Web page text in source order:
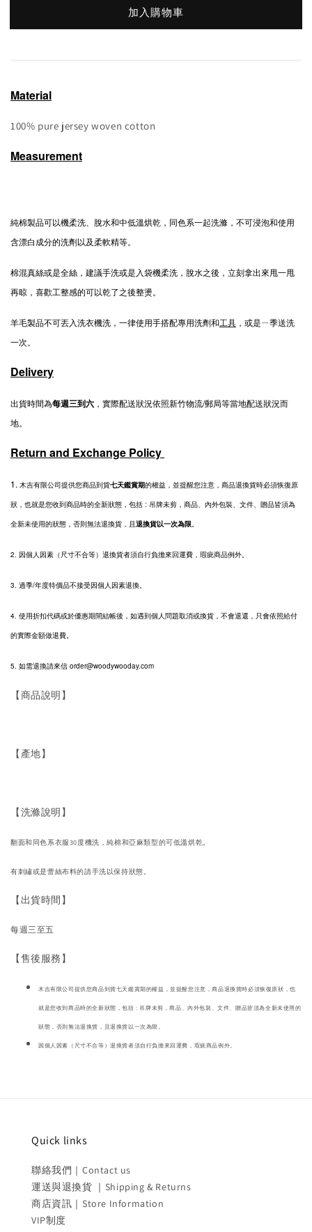
加入購物車
Material
100% pure jersey woven cotton
Measurement
純棉製品可以機柔洗、脫水和中低溫烘乾，同色系一起洗滌，不可浸泡和使用
含漂白成分的洗劑以及柔軟精等。
棉混真絲或是全絲，建議手洗或是入袋機柔洗，脫水之後，立刻拿出來甩一甩
再晾，喜歡工整感的可以乾了之後整燙。
羊毛製品不可丟入洗衣機洗，一律使用手搭配專用洗劑和工具 ，或是ㄧ季送洗
一次。
Delivery
出貨時間為每週三到六 ，實際配送狀況依照新竹物流/郵局等當地配送狀況而
地。
Return and Exchange Policy
1. 木吉有限公司提供您商品到貨七天鑑賞期的權益，並提醒您注意，商品退換貨時必須恢復原
狀，也就是您收到商品時的全新狀態，包括 : 吊牌未剪，商品、內外包裝、文件、贈品皆須為
全新未使用的狀態，否則無法退換貨，且退換貨以一次為限。
2. 因個人因素（尺寸不合等）退換貨者須自行負擔來回運費，瑕疵商品例外。
3. 過季/年度特價品不接受因個人因素退換。
4. 使用折扣代碼或於優惠期間結帳後，如遇到個人問題取消或換貨，不會退還，只會依照給付
的實際金額做退費。
5. 如需退換請來信 order@woodywooday.com
【商品說明】
【產地】
【洗滌說明】
翻面和同色系衣服30度機洗，純棉和亞麻類型的可低溫烘乾。
有刺繡或是蕾絲布料的請手洗以保持狀態。
【出貨時間】
每週三至五
【售後服務】
木吉有限公司提供您商品到貨七天鑑賞期的權益，並提醒您注意，商品退換貨時必須恢復原狀，也
就是您收到商品時的全新狀態，包括 : 吊牌未剪，商品、內外包裝、文件、贈品皆須為全新未使用的
狀態，否則無法退換貨，且退換貨以一次為限。
因個人因素（尺寸不合等）退換貨者須自行負擔來回運費，瑕疵商品例外。
Quick links
聯絡我們｜Contact us
運送與退換貨 ｜Shipping & Returns
商店資訊｜Store Information
VIP制度